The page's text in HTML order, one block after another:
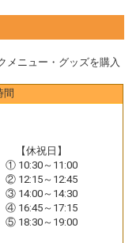
メニュー・グッズを購入
間
【休祝日】
① 10:30～11:00
② 12:15～12:45
③ 14:00～14:30
④ 16:45～17:15
⑤ 18:30～19:00